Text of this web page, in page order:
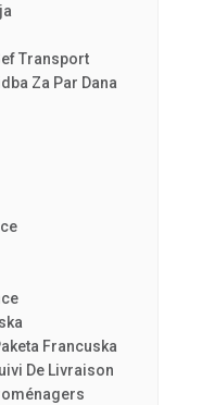
Transport
Za Par Dana
Francuska
De Livraison